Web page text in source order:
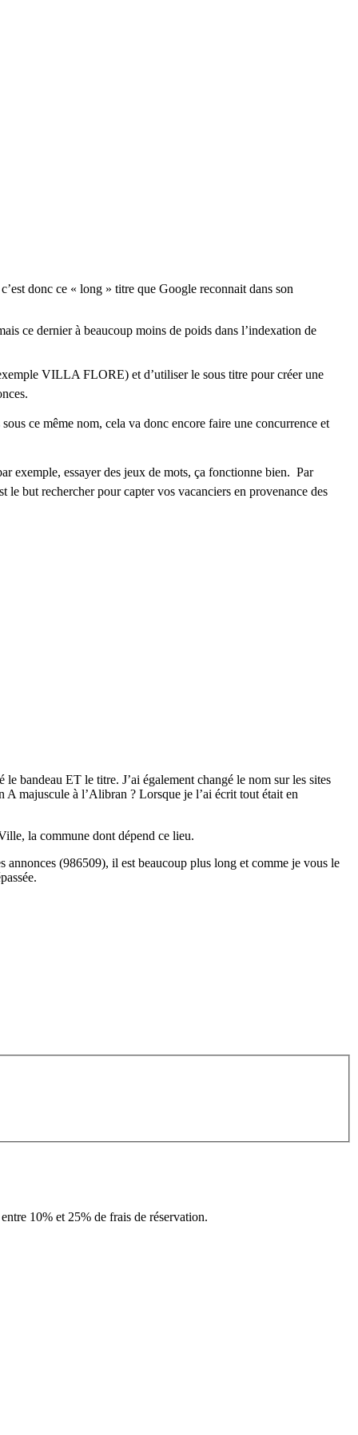
donc ce « long » titre que Google reconnait dans son
ce dernier à beaucoup moins de poids dans l’indexation de
VILLA FLORE) et d’utiliser le sous titre pour créer une
ce même nom, cela va donc encore faire une concurrence et
exemple, essayer des jeux de mots, ça fonctionne bien. Par
but rechercher pour capter vos vacanciers en provenance des
bandeau ET le titre. J’ai également changé le nom sur les sites
majuscule à l’Alibran ? Lorsque je l’ai écrit tout était en
la commune dont dépend ce lieu.
annonces (986509), il est beaucoup plus long et comme je vous le
10% et 25% de frais de réservation.